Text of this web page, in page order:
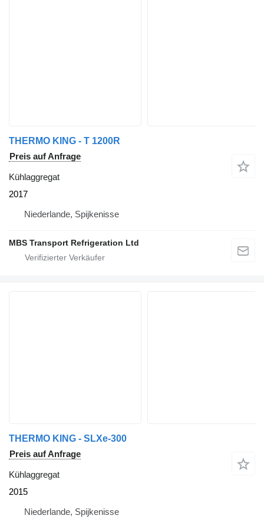
THERMO KING - T 1200R
Preis auf Anfrage
Kühlaggregat
2017
Niederlande, Spijkenisse
MBS Transport Refrigeration Ltd
THERMO KING - SLXe-300
Preis auf Anfrage
Kühlaggregat
2015
Niederlande, Spijkenisse